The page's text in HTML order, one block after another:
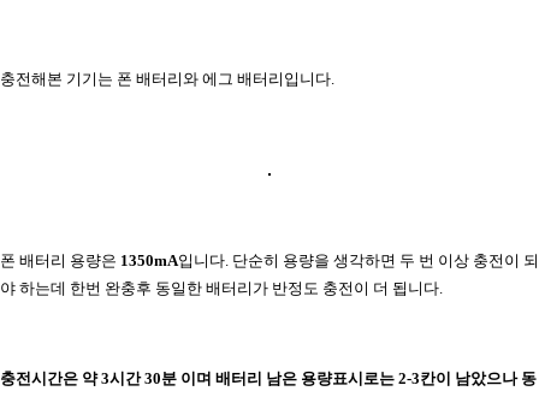
충전해본 기기는 폰 배터리와 에그 배터리입니다.
폰 배터리 용량은 1350mA입니다. 단순히 용량을 생각하면 두 번 이상 충전이 되
야 하는데 한번 완충후 동일한 배터리가 반정도 충전이 더 됩니다.
충전시간은 약 3시간 30분 이며 배터리 남은 용량표시로는 2-3칸이 남았으나 동